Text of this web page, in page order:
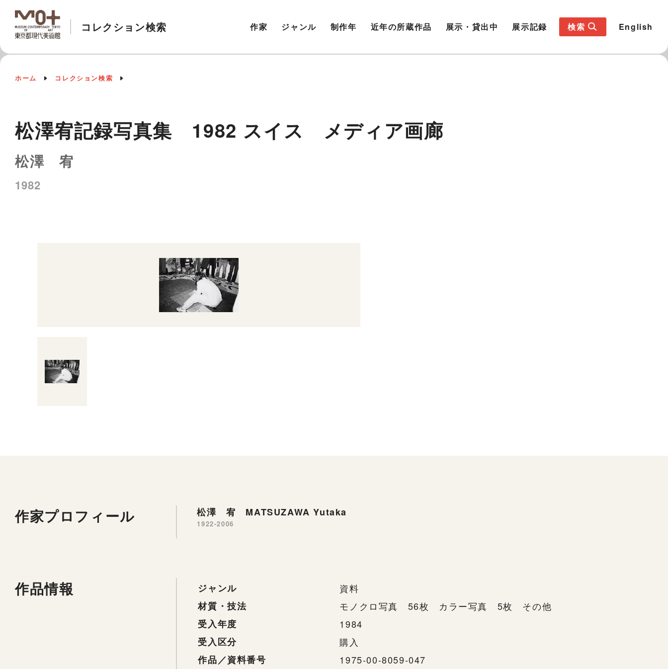
コレクション検索 作家 ジャンル 制作年 近年の所蔵作品 展示・貸出中 展示記録 検索 English
ホーム コレクション検索
松澤宥記録写真集 1982 スイス メディア画廊
松澤 宥
1982
作家プロフィール 松澤 宥 MATSUZAWA Yutaka
1922-2006
作品情報 ジャンル
資料
材質・技法
モノクロ写真 56枚 カラー写真 5枚 その他
受入年度
1984
受入区分
購入
作品／資料番号
1975-00-8059-047